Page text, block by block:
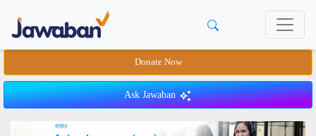
Donate Now
Ask Jawaban